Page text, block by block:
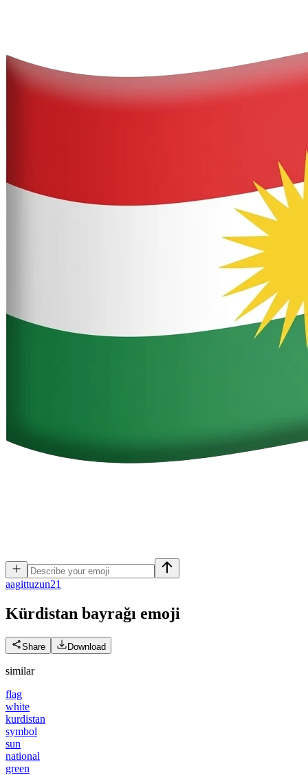
aagittuzun21
Kürdistan bayrağı emoji
Share Download
similar
flag
white
kurdistan
symbol
sun
national
green